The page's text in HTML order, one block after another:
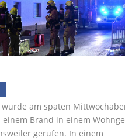
wurde am späten
einem Brand in einem
gerufen. In einem